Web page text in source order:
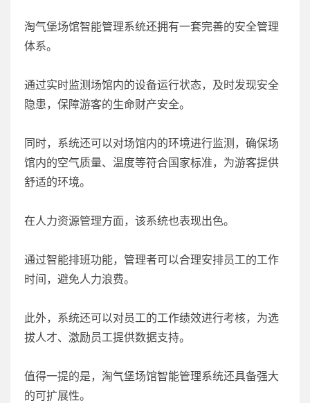
淘气堡场馆智能管理系统还拥有一套完善的安全管理
体系。
通过实时监测场馆内的设备运行状态，及时发现安全
隐患，保障游客的生命财产安全。
同时，系统还可以对场馆内的环境进行监测，确保场
馆内的空气质量、温度等符合国家标准，为游客提供
舒适的环境。
在人力资源管理方面，该系统也表现出色。
通过智能排班功能，管理者可以合理安排员工的工作
时间，避免人力浪费。
此外，系统还可以对员工的工作绩效进行考核，为选
拔人才、激励员工提供数据支持。
值得一提的是，淘气堡场馆智能管理系统还具备强大
的可扩展性。